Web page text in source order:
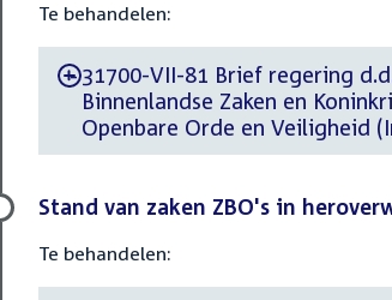
Te behandelen:
-31700-VII-81 Brief regering
Binnenlandse Zaken en
Openbare Orde en Veiligheid
Stand van zaken ZBO's in
Te behandelen: